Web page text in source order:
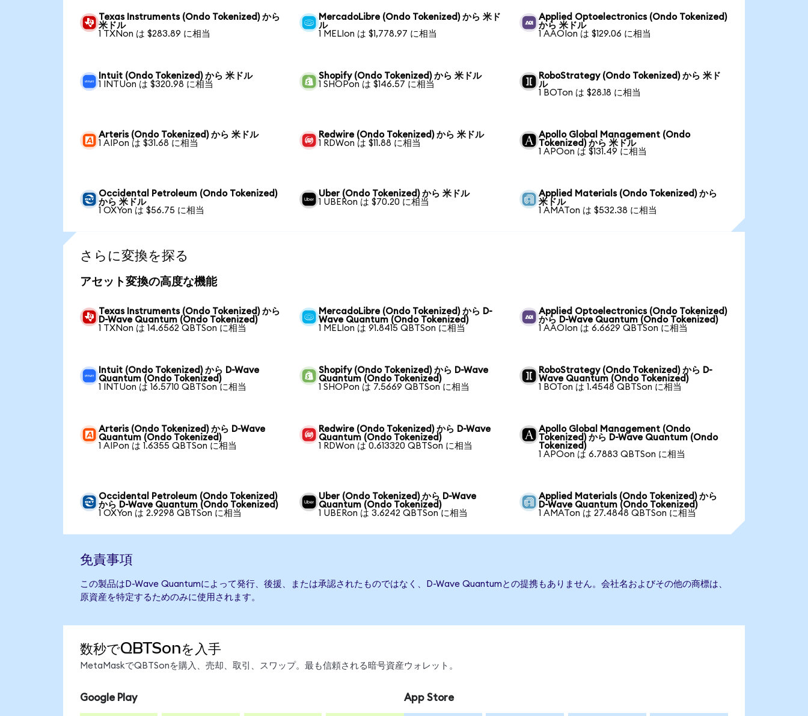
Texas Instruments (Ondo Tokenized) から
米ドル
1 TXNon は $283.89 に相当
MercadoLibre (Ondo Tokenized) から 米ド
ル
1 MELIon は $1,778.97 に相当
Applied Optoelectronics (Ondo Tokenized)
から 米ドル
1 AAOIon は $129.06 に相当
Intuit (Ondo Tokenized) から 米ドル
1 INTUon は $320.98 に相当
Shopify (Ondo Tokenized) から 米ドル
1 SHOPon は $146.57 に相当
RoboStrategy (Ondo Tokenized) から 米ド
ル
1 BOTon は $28.18 に相当
Arteris (Ondo Tokenized) から 米ドル
1 AIPon は $31.68 に相当
Redwire (Ondo Tokenized) から 米ドル
1 RDWon は $11.88 に相当
Apollo Global Management (Ondo
Tokenized) から 米ドル
1 APOon は $131.49 に相当
Occidental Petroleum (Ondo Tokenized)
から 米ドル
1 OXYon は $56.75 に相当
Uber (Ondo Tokenized) から 米ドル
1 UBERon は $70.20 に相当
Applied Materials (Ondo Tokenized) から
米ドル
1 AMATon は $532.38 に相当
さらに変換を探る
アセット変換の高度な機能
Texas Instruments (Ondo Tokenized) から
D-Wave Quantum (Ondo Tokenized)
1 TXNon は 14.6562 QBTSon に相当
MercadoLibre (Ondo Tokenized) から D-
Wave Quantum (Ondo Tokenized)
1 MELIon は 91.8415 QBTSon に相当
Applied Optoelectronics (Ondo Tokenized)
から D-Wave Quantum (Ondo Tokenized)
1 AAOIon は 6.6629 QBTSon に相当
Intuit (Ondo Tokenized) から D-Wave
Quantum (Ondo Tokenized)
1 INTUon は 16.5710 QBTSon に相当
Shopify (Ondo Tokenized) から D-Wave
Quantum (Ondo Tokenized)
1 SHOPon は 7.5669 QBTSon に相当
RoboStrategy (Ondo Tokenized) から D-
Wave Quantum (Ondo Tokenized)
1 BOTon は 1.4548 QBTSon に相当
Arteris (Ondo Tokenized) から D-Wave
Quantum (Ondo Tokenized)
1 AIPon は 1.6355 QBTSon に相当
Redwire (Ondo Tokenized) から D-Wave
Quantum (Ondo Tokenized)
1 RDWon は 0.613320 QBTSon に相当
Apollo Global Management (Ondo
Tokenized) から D-Wave Quantum (Ondo
Tokenized)
1 APOon は 6.7883 QBTSon に相当
Occidental Petroleum (Ondo Tokenized)
から D-Wave Quantum (Ondo Tokenized)
1 OXYon は 2.9298 QBTSon に相当
Uber (Ondo Tokenized) から D-Wave
Quantum (Ondo Tokenized)
1 UBERon は 3.6242 QBTSon に相当
Applied Materials (Ondo Tokenized) から
D-Wave Quantum (Ondo Tokenized)
1 AMATon は 27.4848 QBTSon に相当
免責事項
この製品はD-Wave Quantumによって発行、後援、または承認されたものではなく、D-Wave Quantumとの提携もありません。会社名およびその他の商標は、
原資産を特定するためのみに使用されます。
数秒でQBTSonを入手
MetaMaskでQBTSonを購入、売却、取引、スワップ。最も信頼される暗号資産ウォレット。
Google Play App Store